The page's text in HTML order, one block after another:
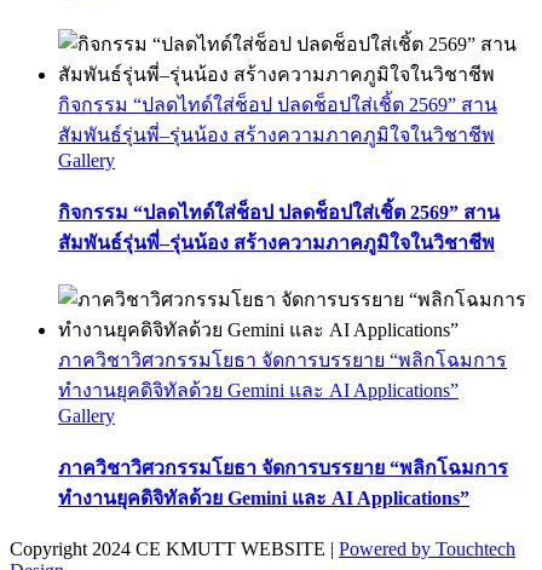
กิจกรรม “ปลดไทด์ใส่ช็อป ปลดช็อปใส่เชิ้ต 2569” สาน
สัมพันธ์รุ่นพี่–รุ่นน้อง สร้างความภาคภูมิใจในวิชาชีพ
Gallery
กิจกรรม “ปลดไทด์ใส่ช็อป ปลดช็อปใส่เชิ้ต 2569” สาน
สัมพันธ์รุ่นพี่–รุ่นน้อง สร้างความภาคภูมิใจในวิชาชีพ
ภาควิชาวิศวกรรมโยธา จัดการบรรยาย “พลิกโฉมการ
ทำงานยุคดิจิทัลด้วย Gemini และ AI Applications”
Gallery
ภาควิชาวิศวกรรมโยธา จัดการบรรยาย “พลิกโฉมการ
ทำงานยุคดิจิทัลด้วย Gemini และ AI Applications”
Copyright 2024 CE KMUTT WEBSITE | Powered by Touchtech